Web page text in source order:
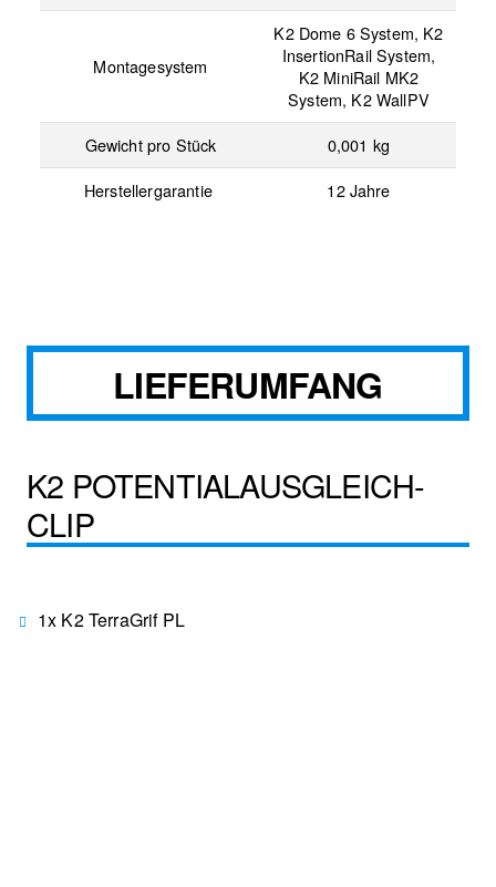
Montagesystem
K2 Dome 6 System, K2
InsertionRail System,
K2 MiniRail MK2
System, K2 WallPV
Gewicht pro Stück
0,001 kg
Herstellergarantie
12 Jahre
LIEFERUMFANG
K2 POTENTIALAUSGLEICH-
CLIP
1x K2 TerraGrif PL